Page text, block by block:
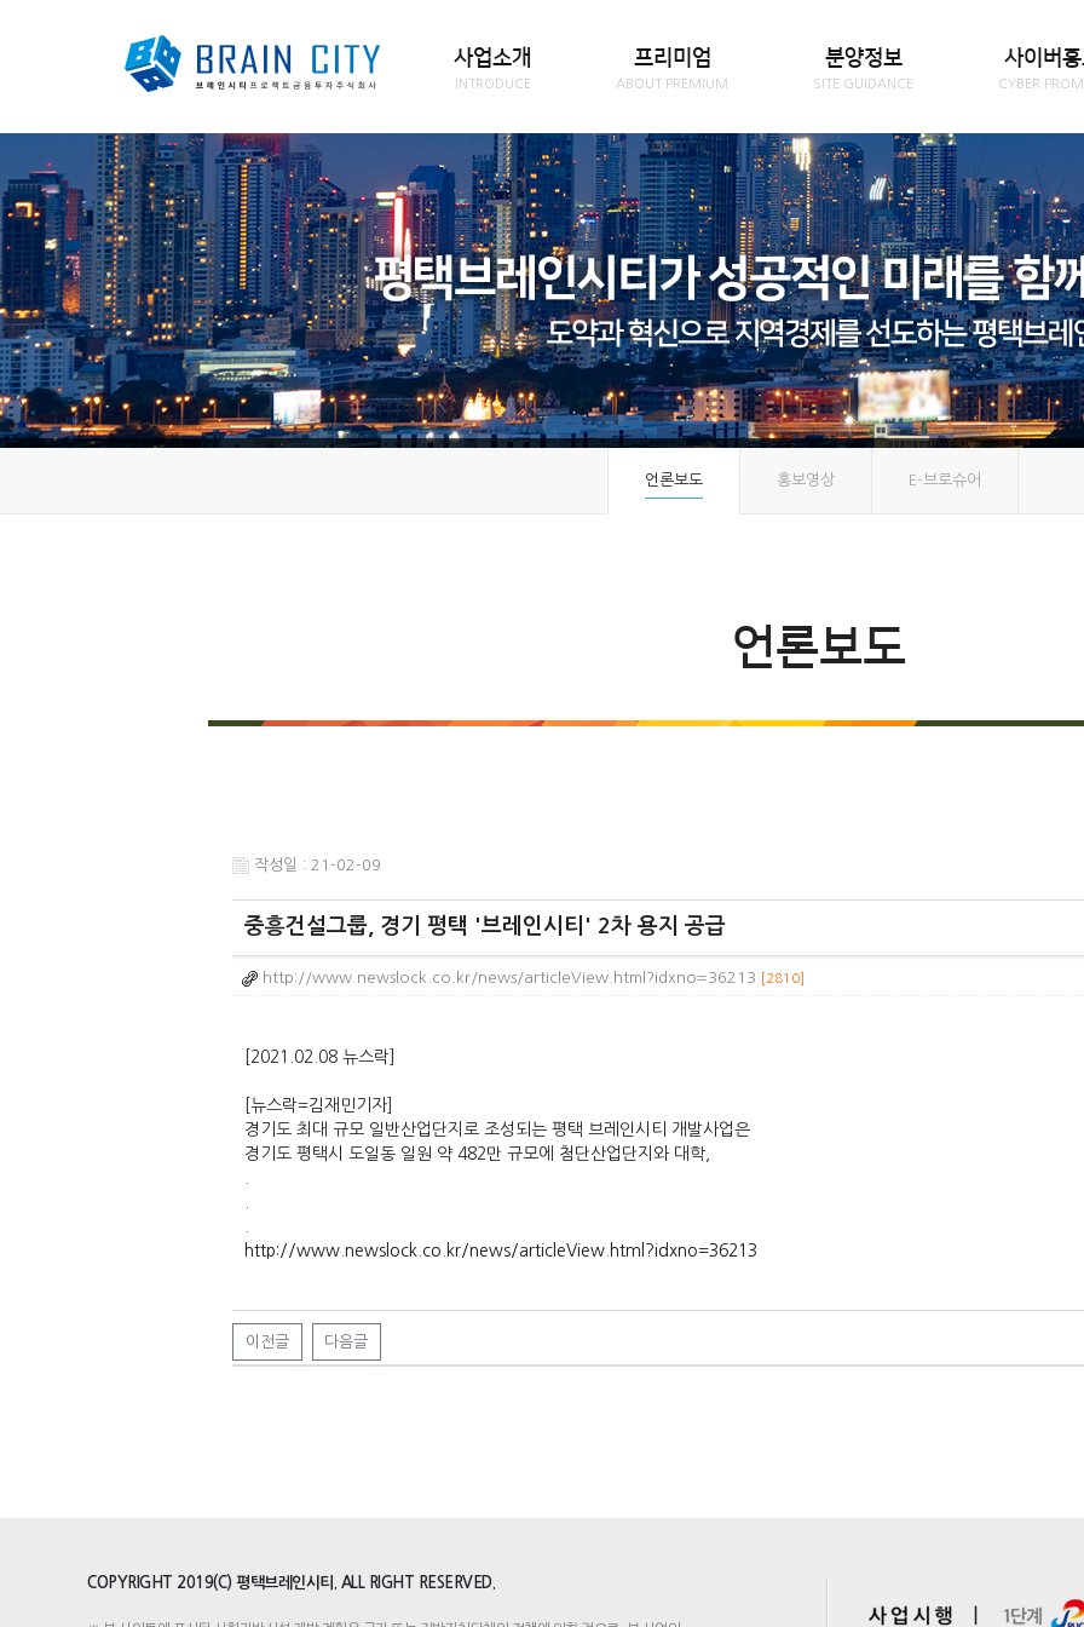
사업소개
INTRODUCE
프리미엄
ABOUT PREMIUM
분양정보
SITE GUIDANCE
사이버
CYBER
언론보도 홍보영상 E-브로슈어
언론보도
작성일 : 21-02-09
중흥건설그룹, 경기 평택 '브레인시티' 2차 용지 공급
http://www.newslock.co.kr/news/articleView.html?idxno=36213 [2810]
[2021.02.08 뉴스락]
[뉴스락=김재민기자]
경기도 최대 규모 일반산업단지로 조성되는 평택 브레인시티 개발사업은
경기도 평택시 도일동 일원 약 482만 규모에 첨단산업단지와 대학,
http://www.newslock.co.kr/news/articleView.html?idxno=36213
이전글 다음글
COPYRIGHT 2019(C) 평택브레인시티. ALL RIGHT RESERVED.